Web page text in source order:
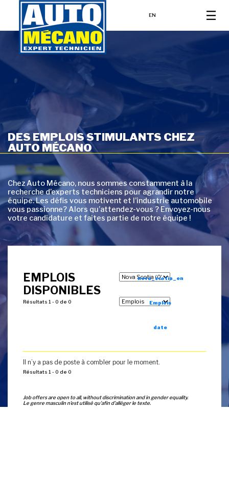
EN
DES EMPLOIS STIMULANTS CHEZ
AUTO MÉCANO
Chez Auto Mécano, nous sommes constamment à la
recherche d’experts techniciens pour agrandir notre
équipe. Les défis vous motivent et l’industrie automobile
vous passionne? Alors qu’attendez-vous ? Envoyez-nous
votre candidature et faites partie de notre équipe !
EMPLOIS
DISPONIBLES
Résultats 1 - 0 de 0
nova_scotia_en
Emplois
date
Il n’y a pas de poste à combler pour le moment.
Résultats 1 - 0 de 0
Job offers are open to all, without discrimination and in gender equality.
Le genre masculin n’est utilisé qu'afin d’alléger le texte.